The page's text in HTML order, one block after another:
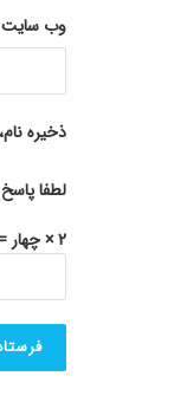
وب‌ سایت
ذخیره
لطفا
2 × چهار =